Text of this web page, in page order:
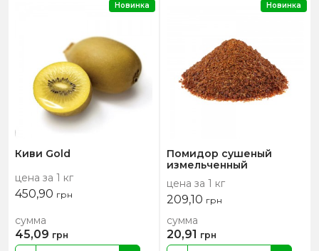
Киви Gold
цена за 1 кг
450,90 грн
сумма
45,09 грн
Новинка
Помидор сушеный
измельченный
цена за 1 кг
209,10 грн
сумма
20,91 грн
Новинка